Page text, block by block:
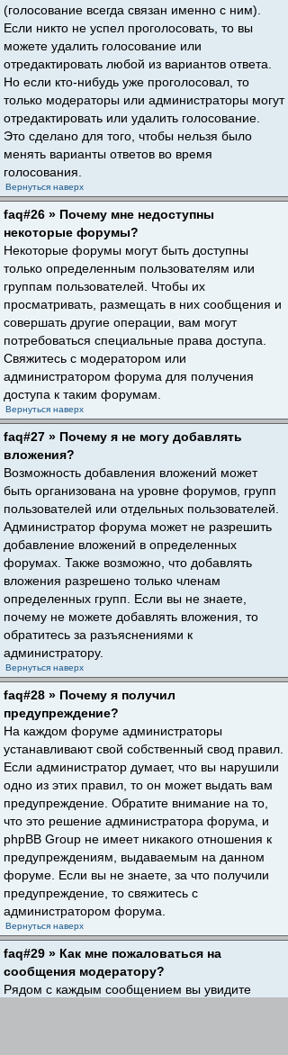
(голосование всегда связан именно с ним).
Если никто не успел проголосовать, то вы
можете удалить голосование или
отредактировать любой из вариантов ответа.
Но если кто-нибудь уже проголосовал, то
только модераторы или администраторы могут
отредактировать или удалить голосование.
Это сделано для того, чтобы нельзя было
менять варианты ответов во время
голосования.
Вернуться наверх
faq#26 » Почему мне недоступны
некоторые форумы?
Некоторые форумы могут быть доступны
только определенным пользователям или
группам пользователей. Чтобы их
просматривать, размещать в них сообщения и
совершать другие операции, вам могут
потребоваться специальные права доступа.
Свяжитесь с модератором или
администратором форума для получения
доступа к таким форумам.
Вернуться наверх
faq#27 » Почему я не могу добавлять
вложения?
Возможность добавления вложений может
быть организована на уровне форумов, групп
пользователей или отдельных пользователей.
Администратор форума может не разрешить
добавление вложений в определенных
форумах. Также возможно, что добавлять
вложения разрешено только членам
определенных групп. Если вы не знаете,
почему не можете добавлять вложения, то
обратитесь за разъяснениями к
администратору.
Вернуться наверх
faq#28 » Почему я получил
предупреждение?
На каждом форуме администраторы
устанавливают свой собственный свод правил.
Если администратор думает, что вы нарушили
одно из этих правил, то он может выдать вам
предупреждение. Обратите внимание на то,
что это решение администратора форума, и
phpBB Group не имеет никакого отношения к
предупреждениям, выдаваемым на данном
форуме. Если вы не знаете, за что получили
предупреждение, то свяжитесь с
администратором форума.
Вернуться наверх
faq#29 » Как мне пожаловаться на
сообщения модератору?
Рядом с каждым сообщением вы увидите